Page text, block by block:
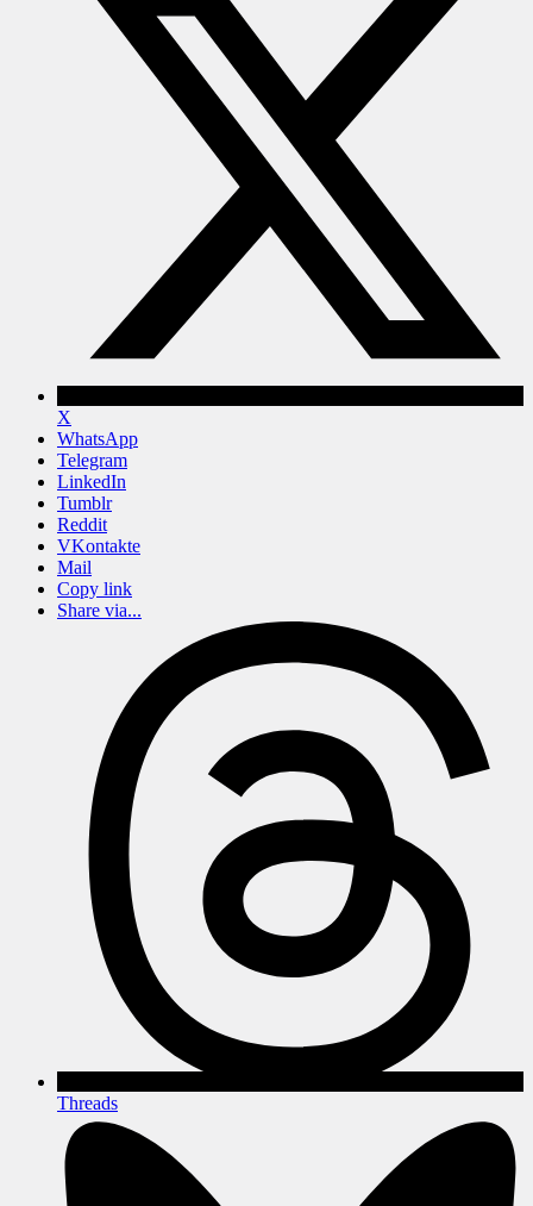
X
WhatsApp
Telegram
LinkedIn
Tumblr
Reddit
VKontakte
Mail
Copy link
Share via...
Threads